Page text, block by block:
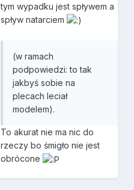
tym wypadku jest spływem a
spływ natarciem
(w ramach
podpowiedzi: to tak
jakbyś sobie na
plecach leciał
modelem).
To akurat nie ma nic do
rzeczy bo śmigło nie jest
obrócone